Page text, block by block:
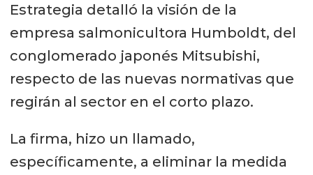
Estrategia detalló la visión de la
empresa salmonicultora Humboldt, del
conglomerado japonés Mitsubishi,
respecto de las nuevas normativas que
regirán al sector en el corto plazo.
La firma, hizo un llamado,
específicamente, a eliminar la medida